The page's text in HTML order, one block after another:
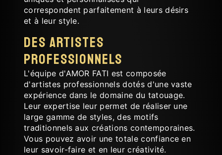
correspondent parfaitement à leurs désirs
et à leur style.
Des Artistes
Professionnels
L'équipe d'AMOR FATI est composée
d'artistes professionnels dotés d'une vaste
expérience dans le domaine du tatouage.
Leur expertise leur permet de réaliser une
large gamme de styles, des motifs
traditionnels aux créations contemporaines.
Vous pouvez avoir une totale confiance en
leur savoir-faire et en leur créativité.